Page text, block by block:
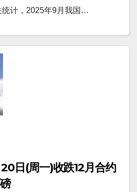
统计，2025年9月我国…
日(周一)收跌12月合约